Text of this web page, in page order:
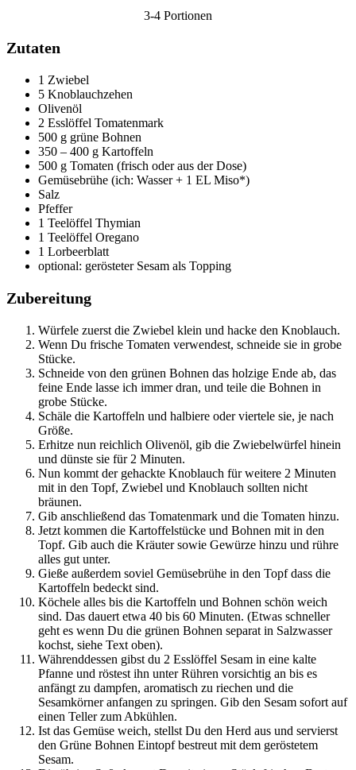
3-4 Portionen
Zutaten
1 Zwiebel
5 Knoblauchzehen
Olivenöl
2 Esslöffel Tomatenmark
500 g grüne Bohnen
350 – 400 g Kartoffeln
500 g Tomaten (frisch oder aus der Dose)
Gemüsebrühe (ich: Wasser + 1 EL Miso*)
Salz
Pfeffer
1 Teelöffel Thymian
1 Teelöffel Oregano
1 Lorbeerblatt
optional: gerösteter Sesam als Topping
Zubereitung
Würfele zuerst die Zwiebel klein und hacke den Knoblauch.
Wenn Du frische Tomaten verwendest, schneide sie in grobe
Stücke.
Schneide von den grünen Bohnen das holzige Ende ab, das
feine Ende lasse ich immer dran, und teile die Bohnen in
grobe Stücke.
Schäle die Kartoffeln und halbiere oder viertele sie, je nach
Größe.
Erhitze nun reichlich Olivenöl, gib die Zwiebelwürfel hinein
und dünste sie für 2 Minuten.
Nun kommt der gehackte Knoblauch für weitere 2 Minuten
mit in den Topf, Zwiebel und Knoblauch sollten nicht
bräunen.
Gib anschließend das Tomatenmark und die Tomaten hinzu.
Jetzt kommen die Kartoffelstücke und Bohnen mit in den
Topf. Gib auch die Kräuter sowie Gewürze hinzu und rühre
alles gut unter.
Gieße außerdem soviel Gemüsebrühe in den Topf dass die
Kartoffeln bedeckt sind.
Köchele alles bis die Kartoffeln und Bohnen schön weich
sind. Das dauert etwa 40 bis 60 Minuten. (Etwas schneller
geht es wenn Du die grünen Bohnen separat in Salzwasser
kochst, siehe Text oben).
Währenddessen gibst du 2 Esslöffel Sesam in eine kalte
Pfanne und röstest ihn unter Rühren vorsichtig an bis es
anfängt zu dampfen, aromatisch zu riechen und die
Sesamkörner anfangen zu springen. Gib den Sesam sofort auf
einen Teller zum Abkühlen.
Ist das Gemüse weich, stellst Du den Herd aus und servierst
den Grüne Bohnen Eintopf bestreut mit dem geröstetem
Sesam.